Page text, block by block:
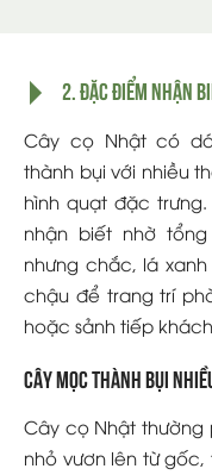
2. Đặc điểm nhận
Cây cọ Nhật có
thành bụi với nhiều
hình quạt đặc
nhận biết nhờ
nhưng chắc, lá
chậu để trang trí
hoặc sảnh tiếp
Cây mọc thành bụi
Cây cọ Nhật thường
nhỏ vươn lên từ